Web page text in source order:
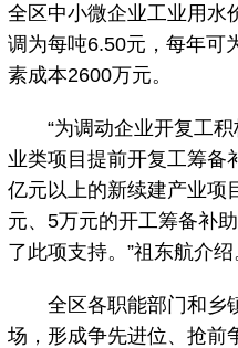
全区中小微企业工业用水
调为每吨6.50元，每年可
素成本2600万元。
“为调动企业开复工积
业类项目提前开复工筹备
亿元以上的新续建产业项
元、5万元的开工筹备补
了此项支持。”祖东航介绍
全区各职能部门和乡
场，形成争先进位、抢前